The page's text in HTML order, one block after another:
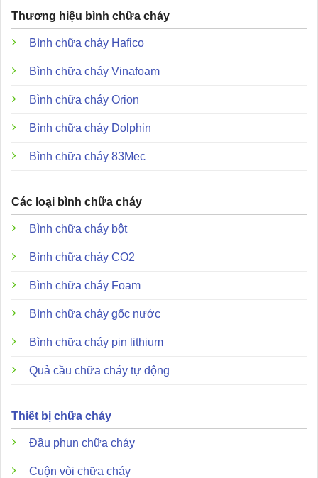
Thương hiệu bình chữa cháy
Bình chữa cháy Hafico
Bình chữa cháy Vinafoam
Bình chữa cháy Orion
Bình chữa cháy Dolphin
Bình chữa cháy 83Mec
Các loại bình chữa cháy
Bình chữa cháy bột
Bình chữa cháy CO2
Bình chữa cháy Foam
Bình chữa cháy gốc nước
Bình chữa cháy pin lithium
Quả cầu chữa cháy tự động
Thiết bị chữa cháy
Đầu phun chữa cháy
Cuộn vòi chữa cháy